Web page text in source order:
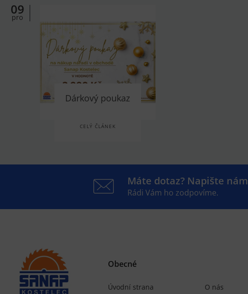
09
pro
Dárkový poukaz
CELÝ ČLÁNEK
Máte dotaz? Napište nám
Rádi Vám ho zodpovíme.
Obecné
Úvodní strana O nás